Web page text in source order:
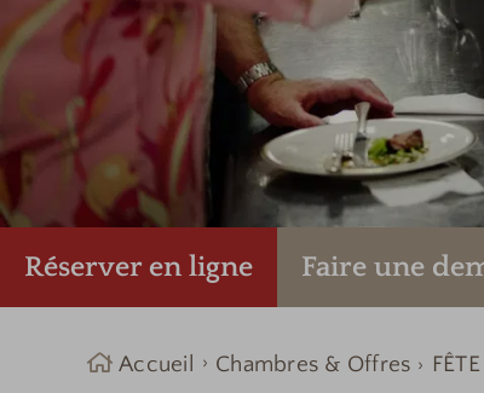
Réserver en ligne Faire une
Accueil Chambres & Offres